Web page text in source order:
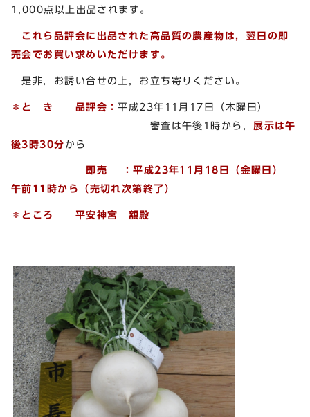
1,000点以上出品されます。
これら品評会に出品された高品質の農産物は，翌日の即
売会でお買い求めいただけます。
是非，お誘い合せの上，お立ち寄りください。
＊と き 品評会：平成23年11月17日（木曜日）
審査は午後1時から， 展示は午
後3時30分 から
即売 ：平成23年11月18日（金曜日）
午前11時から（売切れ次第終了）
＊ところ 平安神宮 額殿